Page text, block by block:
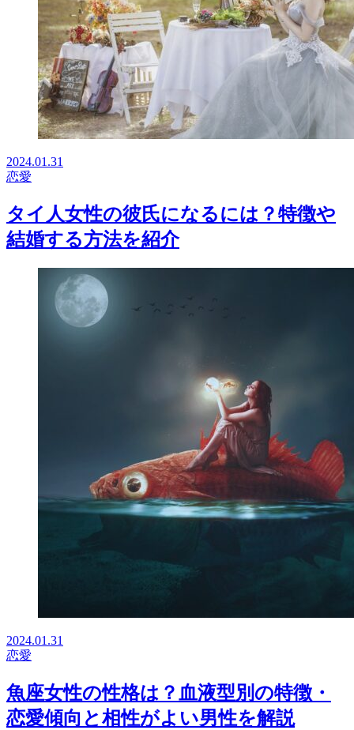
2024.01.31
恋愛
タイ人女性の彼氏になるには？特徴や
結婚する方法を紹介
2024.01.31
恋愛
魚座女性の性格は？血液型別の特徴・
恋愛傾向と相性がよい男性を解説